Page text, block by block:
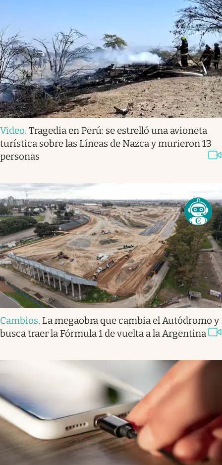
Video. Tragedia en Perú: se estrelló una avioneta
turística sobre las Líneas de Nazca y murieron 13
personas
Cambios. La megaobra que cambia el Autódromo y
busca traer la Fórmula 1 de vuelta a la Argentina